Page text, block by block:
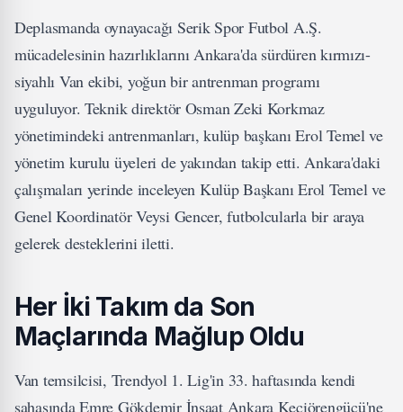
Deplasmanda oynayacağı Serik Spor Futbol A.Ş.
mücadelesinin hazırlıklarını Ankara'da sürdüren kırmızı-
siyahlı Van ekibi, yoğun bir antrenman programı
uyguluyor. Teknik direktör Osman Zeki Korkmaz
yönetimindeki antrenmanları, kulüp başkanı Erol Temel ve
yönetim kurulu üyeleri de yakından takip etti. Ankara'daki
çalışmaları yerinde inceleyen Kulüp Başkanı Erol Temel ve
Genel Koordinatör Veysi Gencer, futbolcularla bir araya
gelerek desteklerini iletti.
Her İki Takım da Son
Maçlarında Mağlup Oldu
Van temsilcisi, Trendyol 1. Lig'in 33. haftasında kendi
sahasında Emre Gökdemir İnşaat Ankara Keçiörengücü'ne